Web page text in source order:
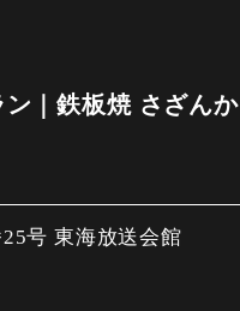
｜鉄板焼 さざんか
号 東海放送会館